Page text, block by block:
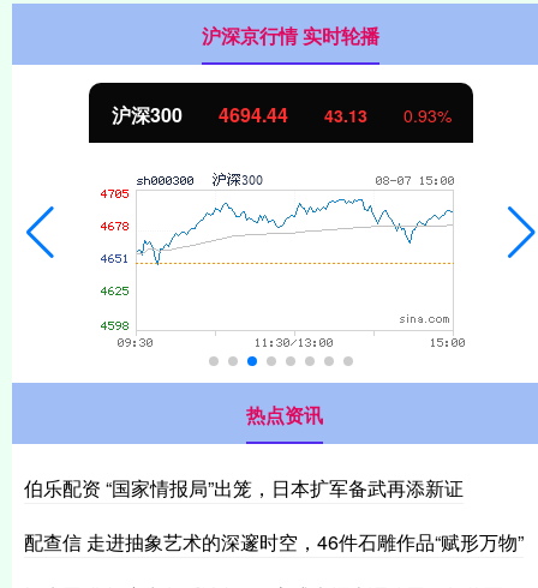
沪深京行情 实时轮播
沪深300 4694.44 43.13 0.93%
热点资讯
伯乐配资 “国家情报局”出笼，日本扩军备武再添新证
配查信 走进抽象艺术的深邃时空，46件石雕作品“赋形万物”